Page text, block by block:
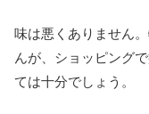
味は悪くありません
んが、ショッピング
ては十分でしょう。